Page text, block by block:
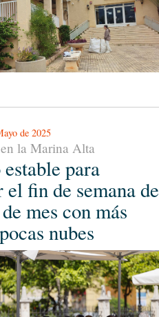
de 2025
la Marina Alta
para
fin de semana de
mes con más
nubes